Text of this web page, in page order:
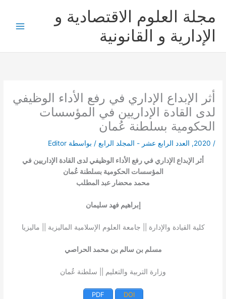
المحتوى
مجلة العلوم الاقتصادية و
الإدارية و القانونية
أثر الإبداع الإداري في رفع الأداء الوظيفي
لدى القادة الإداريين في المؤسسات
الحكومية بسلطنة عُمان
/
2020
, العدد الرابع عشر - المجلد الرابع / بواسطة Editor
أثر الإبداع الإداري في رفع الأداء الوظيفي لدى القادة الإداريين في
المؤسسات الحكومية بسلطنة عُمان
محمد محضار عبد المطلب
إبراهيم فهد سليمان
كلية القيادة والإدارة || جامعة العلوم الإسلامية الماليزية || ماليزيا
مسلم بن سالم بن محمد الحراصي
وزارة التربية والتعليم || سلطنة عُمان
DOI
PDF